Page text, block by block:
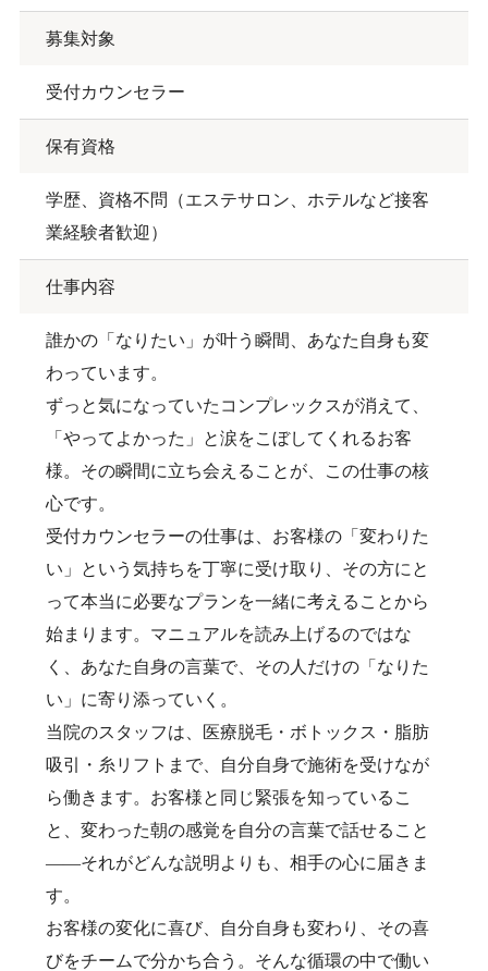
募集対象
受付カウンセラー
保有資格
学歴、資格不問（エステサロン、ホテルなど接客
業経験者歓迎）
仕事内容
誰かの「なりたい」が叶う瞬間、あなた自身も変
わっています。
ずっと気になっていたコンプレックスが消えて、
「やってよかった」と涙をこぼしてくれるお客
様。その瞬間に立ち会えることが、この仕事の核
心です。
受付カウンセラーの仕事は、お客様の「変わりた
い」という気持ちを丁寧に受け取り、その方にと
って本当に必要なプランを一緒に考えることから
始まります。マニュアルを読み上げるのではな
く、あなた自身の言葉で、その人だけの「なりた
い」に寄り添っていく。
当院のスタッフは、医療脱毛・ボトックス・脂肪
吸引・糸リフトまで、自分自身で施術を受けなが
ら働きます。お客様と同じ緊張を知っているこ
と、変わった朝の感覚を自分の言葉で話せること
——それがどんな説明よりも、相手の心に届きま
す。
お客様の変化に喜び、自分自身も変わり、その喜
びをチームで分かち合う。そんな循環の中で働い